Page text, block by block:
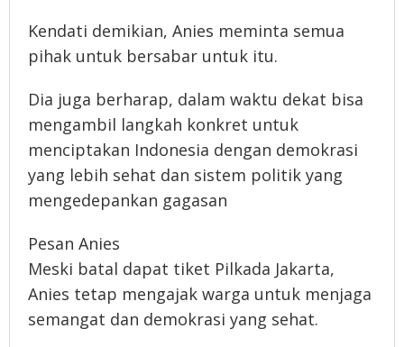
Kendati demikian, Anies meminta semua
pihak untuk bersabar untuk itu.
Dia juga berharap, dalam waktu dekat bisa
mengambil langkah konkret untuk
menciptakan Indonesia dengan demokrasi
yang lebih sehat dan sistem politik yang
mengedepankan gagasan
Pesan Anies
Meski batal dapat tiket Pilkada Jakarta,
Anies tetap mengajak warga untuk menjaga
semangat dan demokrasi yang sehat.